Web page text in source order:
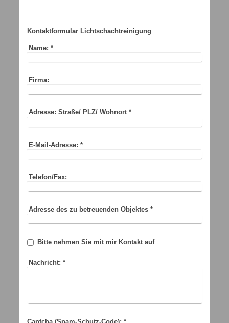
Kontaktformular Lichtschachtreinigung
Name: *
Firma:
Adresse: Straße/ PLZ/ Wohnort*
E-Mail-Adresse: *
Telefon/Fax:
Adresse des zu betreuenden Objektes *
Bitte nehmen Sie mit mir Kontakt auf
Nachricht: *